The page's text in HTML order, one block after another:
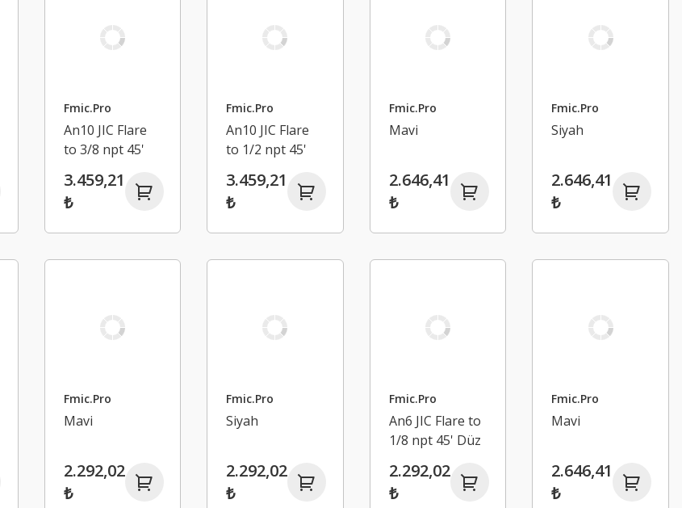
Fmic.Pro
An10 JIC Flare
to 3/8 npt 45'
Bağlantı
Adaptörü
3.459,21
₺
Fmic.Pro
An10 JIC Flare
to 1/2 npt 45'
Bağlantı
Adaptörü
3.459,21
₺
Fmic.Pro
Mavi
2.646,41
₺
Fmic.Pro
Siyah
2.646,41
₺
Fmic.Pro
Mavi
2.292,02
₺
Fmic.Pro
Siyah
2.292,02
₺
Fmic.Pro
An6 JIC Flare to
1/8 npt 45' Düz
Bağlantı
Adaptörü
2.292,02
₺
Fmic.Pro
Mavi
2.646,41
₺